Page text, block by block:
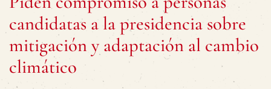
candidatas a la presidencia sobre
mitigación y adaptación al cambio
climático